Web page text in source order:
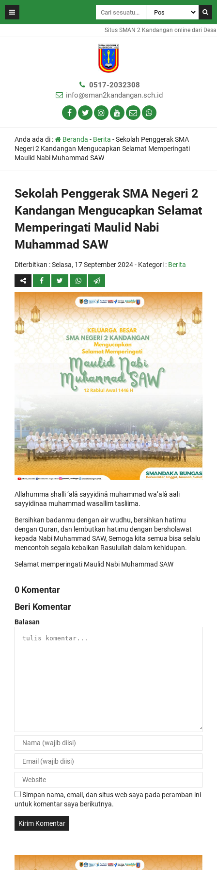
Situs SMAN 2 Kandangan online dari Desa
0517-2032308
info@sman2kandangan.sch.id
Anda ada di : Beranda - Berita -Sekolah Penggerak SMA
Negeri 2 Kandangan Mengucapkan Selamat Memperingati
Maulid Nabi Muhammad SAW
Sekolah Penggerak SMA Negeri 2
Kandangan Mengucapkan Selamat
Memperingati Maulid Nabi
Muhammad SAW
Diterbitkan :Selasa, 17 September 2024- Kategori : Berita
Allahumma shalli ‘alâ sayyidinâ muhammad wa’alâ aali
sayyidinaa muhammad wasallim tasliima.
Bersihkan badanmu dengan air wudhu, bersihkan hatimu
dengan Quran, dan lembutkan hatimu dengan bersholawat
kepada Nabi Muhammad SAW, Semoga kita semua bisa selalu
mencontoh segala kebaikan Rasulullah dalam kehidupan.
Selamat memperingati Maulid Nabi Muhammad SAW
0 Komentar
Beri Komentar
Balasan
Simpan nama, email, dan situs web saya pada peramban ini
untuk komentar saya berikutnya.